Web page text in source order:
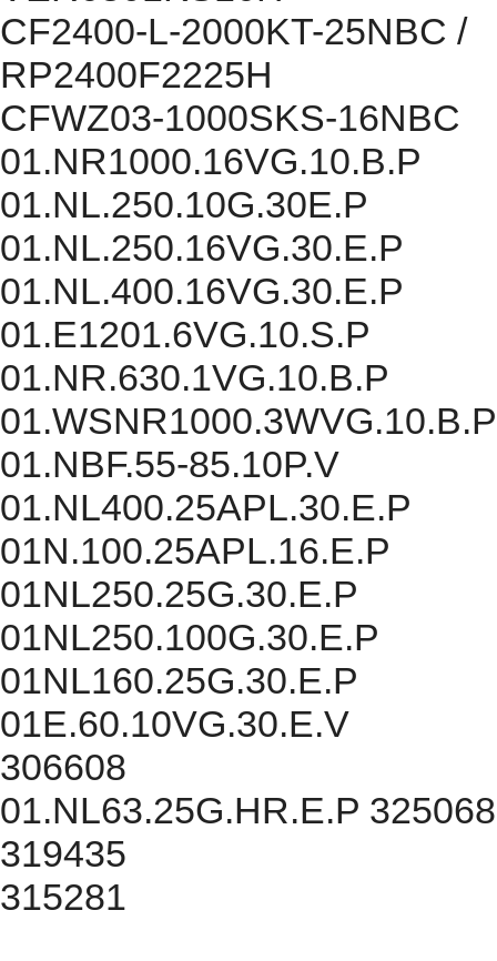
CF2400-L-2000KT-25NBC /
RP2400F2225H
CFWZ03-1000SKS-16NBC
01.NR1000.16VG.10.B.P
01.NL.250.10G.30E.P
01.NL.250.16VG.30.E.P
01.NL.400.16VG.30.E.P
01.E1201.6VG.10.S.P
01.NR.630.1VG.10.B.P
01.WSNR1000.3WVG.10.B.P
01.NBF.55-85.10P.V
01.NL400.25APL.30.E.P
01N.100.25APL.16.E.P
01NL250.25G.30.E.P
01NL250.100G.30.E.P
01NL160.25G.30.E.P
01E.60.10VG.30.E.V
306608
01.NL63.25G.HR.E.P 325068
319435
315281